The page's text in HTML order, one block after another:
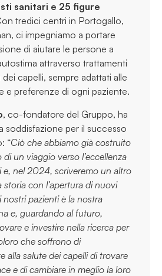
sanitari e 25 figure
tredici centri in Portogallo,
ci impegniamo a portare
di aiutare le persone a
attraverso trattamenti
capelli, sempre adattati alle
e preferenze di ogni paziente.
, co-fondatore del Gruppo, ha
soddisfazione per il successo
“Ciò che abbiamo già costruito
di un viaggio verso l’eccellenza
e, nel 2024, scriveremo un altro
con l’apertura di nuovi
pazienti è la nostra
e, guardando al futuro,
e investire nella ricerca per
che soffrono di
alla salute dei capelli di trovare
e di cambiare in meglio la loro